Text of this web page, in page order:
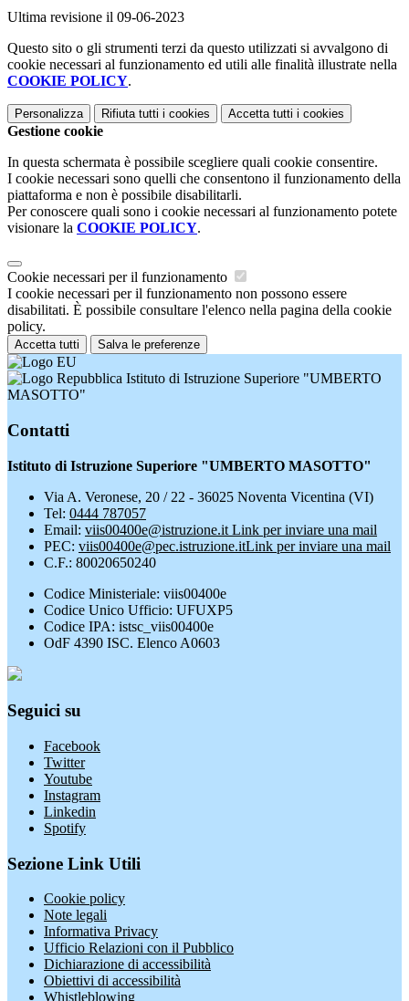
Ultima revisione il 09-06-2023
Questo sito o gli strumenti terzi da questo utilizzati si avvalgono di
cookie necessari al funzionamento ed utili alle finalità illustrate nella
COOKIE POLICY.
Personalizza Rifiuta tutti i cookies Accetta tutti i cookies
Gestione cookie
In questa schermata è possibile scegliere quali cookie consentire.
I cookie necessari sono quelli che consentono il funzionamento della
piattaforma e non è possibile disabilitarli.
Per conoscere quali sono i cookie necessari al funzionamento potete
visionare la COOKIE POLICY.
Cookie necessari per il funzionamento
I cookie necessari per il funzionamento non possono essere
disabilitati. È possibile consultare l'elenco nella pagina della cookie
policy.
Accetta tutti Salva le preferenze
Istituto di Istruzione Superiore "UMBERTO
MASOTTO"
Contatti
Istituto di Istruzione Superiore "UMBERTO MASOTTO"
Via A. Veronese, 20 / 22 - 36025 Noventa Vicentina (VI)
Tel: 0444 787057
Email: viis00400e@istruzione.it Link per inviare una mail
PEC: viis00400e@pec.istruzione.itLink per inviare una mail
C.F.: 80020650240
Codice Ministeriale: viis00400e
Codice Unico Ufficio: UFUXP5
Codice IPA: istsc_viis00400e
OdF 4390 ISC. Elenco A0603
Seguici su
Facebook
Twitter
Youtube
Instagram
Linkedin
Spotify
Sezione Link Utili
Cookie policy
Note legali
Informativa Privacy
Ufficio Relazioni con il Pubblico
Dichiarazione di accessibilità
Obiettivi di accessibilità
Whistleblowing